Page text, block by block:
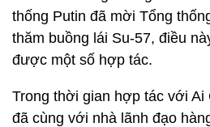
thống Putin đã mời Tổng
thăm buồng lái Su-57, điều
được một số hợp tác.
Trong thời gian hợp tác với Ai
đã cùng với nhà lãnh đạo